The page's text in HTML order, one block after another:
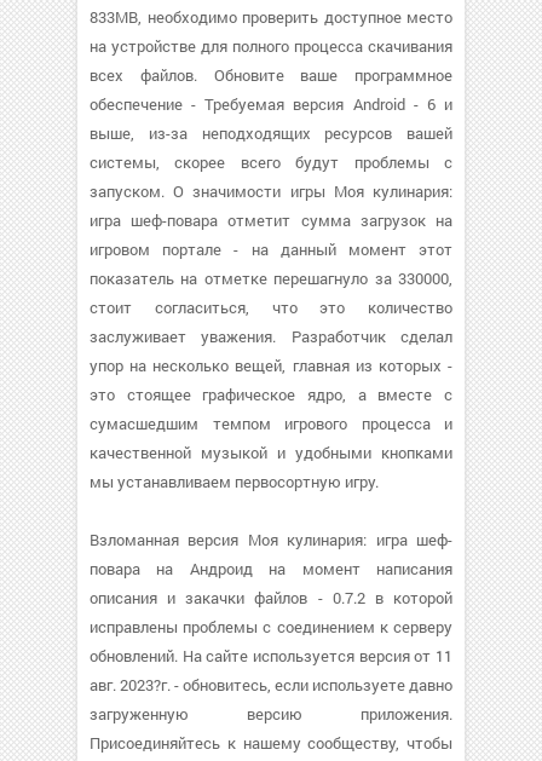
833MB, необходимо проверить доступное место
на устройстве для полного процесса скачивания
всех файлов. Обновите ваше программное
обеспечение - Требуемая версия Android - 6 и
выше, из-за неподходящих ресурсов вашей
системы, скорее всего будут проблемы с
запуском. О значимости игры Моя кулинария:
игра шеф-повара отметит сумма загрузок на
игровом портале - на данный момент этот
показатель на отметке перешагнуло за 330000,
стоит согласиться, что это количество
заслуживает уважения. Разработчик сделал
упор на несколько вещей, главная из которых -
это стоящее графическое ядро, а вместе с
сумасшедшим темпом игрового процесса и
качественной музыкой и удобными кнопками
мы устанавливаем первосортную игру.
Взломанная версия Моя кулинария: игра шеф-
повара на Андроид на момент написания
описания и закачки файлов - 0.7.2 в которой
исправлены проблемы с соединением к серверу
обновлений. На сайте используется версия от 11
авг. 2023?г. - обновитесь, если используете давно
загруженную версию приложения.
Присоединяйтесь к нашему сообществу, чтобы